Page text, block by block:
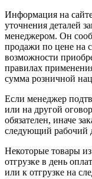
Информация на
уточнения деталей
менеджером. Он
продажи по цене на
возможности
правилах
сумма розничной
Если менеджер
или на другой
обязателен, иначе
следующий рабочий
Некоторые товары
отгрузке в день
или к отгрузке на